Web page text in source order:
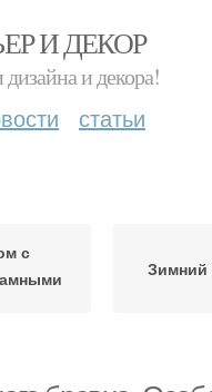
И ДЕКОР
и декора!
статьи
с